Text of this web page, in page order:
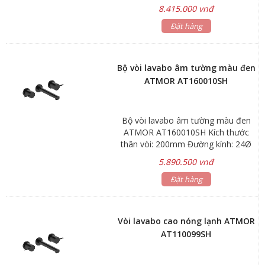
năm, phụ kiện 1 năm
8.415.000 vnđ
Đặt hàng
Bộ vòi lavabo âm tường màu đen
ATMOR AT160010SH
Bộ vòi lavabo âm tường màu đen
ATMOR AT160010SH Kích thước
thân vòi: 200mm Đường kính: 24Ø
Lớp xi mạ: mattle black, màu đen
Bảo hành: 3 năm Thân vòi làm
bằng hợp kim đồng cao cấp H65
Chống ăn mòn, hàm lượng chì <
0.03% Đạt tiêu chuẩn vòi nước
uống, bảo vệ môi trường Kiểu dáng
5.890.500 vnđ
Đặt hàng
Vòi lavabo cao nóng lạnh ATMOR
AT110099SH